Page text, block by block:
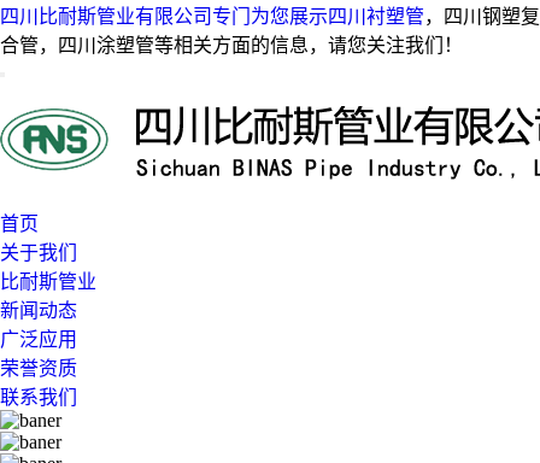
四川比耐斯管业有限公司专门为您展示四川衬塑管，四川钢塑复
合管，四川涂塑管等相关方面的信息，请您关注我们！
首页
关于我们
比耐斯管业
新闻动态
广泛应用
荣誉资质
联系我们